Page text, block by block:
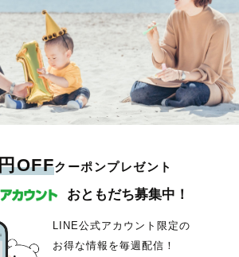
OFFクーポンプレゼント
おともだち募集中！
LINE公式アカウント限定の
お得な情報を毎週配信！